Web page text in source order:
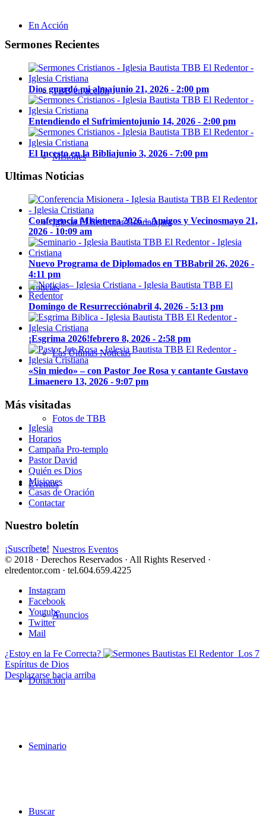
En Acción
TBB en acción
Misiones
Iglesia El Redentor Guadalajara
Noticias
Las Últimas Noticias
Fotos de TBB
Eventos
Nuestros Eventos
Anuncios
Donación
Seminario
Buscar
Sermones Recientes
Dios guardó mi almajunio 21, 2026 - 2:00 pm
Entendiendo el Sufrimientojunio 14, 2026 - 2:00 pm
El Incesto en la Bibliajunio 3, 2026 - 7:00 pm
Ultimas Noticias
Conferencia Misionera 2026 – Amigos y Vecinosmayo 21,
2026 - 10:09 am
Nuevo Programa de Diplomados en TBBabril 26, 2026 -
4:11 pm
Domingo de Resurrecciónabril 4, 2026 - 5:13 pm
¡Esgrima 2026!febrero 8, 2026 - 2:58 pm
«Sin miedo» – con Pastor Joe Rosa y cantante Gustavo
Limaenero 13, 2026 - 9:07 pm
Más visitadas
Iglesia
Horarios
Campaña Pro-templo
Pastor David
Quién es Dios
Misiones
Casas de Oración
Contactar
Nuestro boletín
¡Suscríbete!
© 2018 · Derechos Reservados · All Rights Reserved ·
elredentor.com · tel.604.659.4225
Instagram
Facebook
Youtube
Twitter
Mail
¿Estoy en la Fe Correcta?
Los 7
Espíritus de Dios
Desplazarse hacia arriba